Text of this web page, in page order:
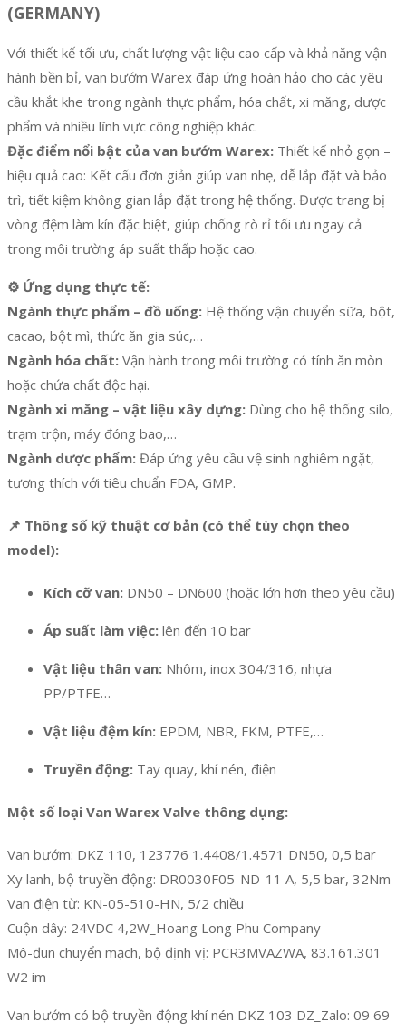
(GERMANY)
Với thiết kế tối ưu, chất lượng vật liệu cao cấp và khả năng vận
hành bền bỉ, van bướm Warex đáp ứng hoàn hảo cho các yêu
cầu khắt khe trong ngành thực phẩm, hóa chất, xi măng, dược
phẩm và nhiều lĩnh vực công nghiệp khác.
Đặc điểm nổi bật của van bướm Warex: Thiết kế nhỏ gọn –
hiệu quả cao: Kết cấu đơn giản giúp van nhẹ, dễ lắp đặt và bảo
trì, tiết kiệm không gian lắp đặt trong hệ thống. Được trang bị
vòng đệm làm kín đặc biệt, giúp chống rò rỉ tối ưu ngay cả
trong môi trường áp suất thấp hoặc cao.
⚙️ Ứng dụng thực tế:
Ngành thực phẩm – đồ uống: Hệ thống vận chuyển sữa, bột,
cacao, bột mì, thức ăn gia súc,…
Ngành hóa chất: Vận hành trong môi trường có tính ăn mòn
hoặc chứa chất độc hại.
Ngành xi măng – vật liệu xây dựng: Dùng cho hệ thống silo,
trạm trộn, máy đóng bao,…
Ngành dược phẩm: Đáp ứng yêu cầu vệ sinh nghiêm ngặt,
tương thích với tiêu chuẩn FDA, GMP.
📌 Thông số kỹ thuật cơ bản (có thể tùy chọn theo
model):
Kích cỡ van: DN50 – DN600 (hoặc lớn hơn theo yêu cầu)
Áp suất làm việc: lên đến 10 bar
Vật liệu thân van: Nhôm, inox 304/316, nhựa
PP/PTFE…
Vật liệu đệm kín: EPDM, NBR, FKM, PTFE,…
Truyền động: Tay quay, khí nén, điện
Một số loại Van Warex Valve thông dụng:
Van bướm: DKZ 110, 123776 1.4408/1.4571 DN50, 0,5 bar
Xy lanh, bộ truyền động: DR0030F05-ND-11 A, 5,5 bar, 32Nm
Van điện từ: KN-05-510-HN, 5/2 chiều
Cuộn dây: 24VDC 4,2W_Hoang Long Phu Company
Mô-đun chuyển mạch, bộ định vị: PCR3MVAZWA, 83.161.301
W2 im
Van bướm có bộ truyền động khí nén DKZ 103 DZ_Zalo: 09 69